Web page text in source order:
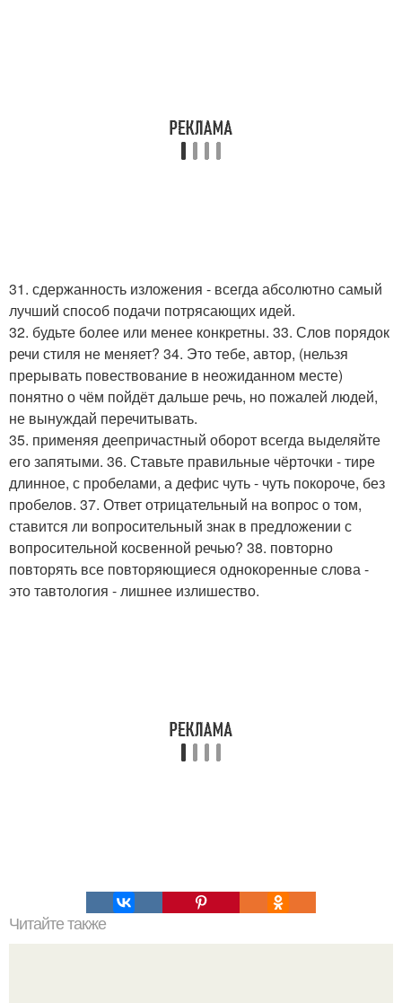
31. сдержанность изложения - всегда абсолютно самый
лучший способ подачи потрясающих идей.
32. будьте более или менее конкретны. 33. Слов порядок
речи стиля не меняет? 34. Это тебе, автор, (нельзя
прерывать повествование в неожиданном месте)
понятно о чём пойдёт дальше речь, но пожалей людей,
не вынуждай перечитывать.
35. применяя деепричастный оборот всегда выделяйте
его запятыми. 36. Ставьте правильные чёрточки - тире
длинное, с пробелами, а дефис чуть - чуть покороче, без
пробелов. 37. Ответ отрицательный на вопрос о том,
ставится ли вопросительный знак в предложении с
вопросительной косвенной речью? 38. повторно
повторять все повторяющиеся однокоренные слова -
это тавтология - лишнее излишество.
Читайте также